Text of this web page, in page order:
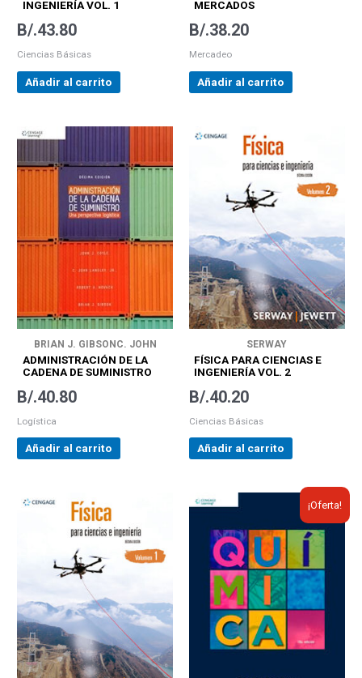
INGENIERÍA VOL. 1
B/.43.80
Ciencias Básicas
Añadir al carrito
MERCADOS
B/.38.20
Mercadeo
Añadir al carrito
BRIAN J. GIBSONC. JOHN
LANGLEY JR.JOHN J.
COYLEROBERT A. NOVACK
ADMINISTRACIÓN DE LA
CADENA DE SUMINISTRO
LOGÍSTICA
B/.40.80
Logística
Añadir al carrito
SERWAY
FÍSICA PARA CIENCIAS E
INGENIERÍA VOL. 2
B/.40.20
Ciencias Básicas
Añadir al carrito
¡Oferta!
original
era:
B/.39.20.
El
precio
actual
es:
B/